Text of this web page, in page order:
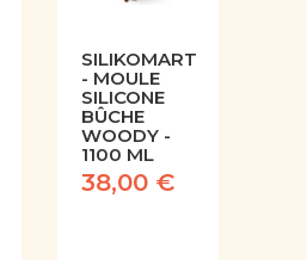
SILIKOMART
- MOULE
SILICONE
BÛCHE
WOODY -
1100 ML
38,00 €